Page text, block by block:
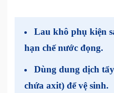
Lau khô phụ kiện
hạn chế nước đọng.
Dùng dung dịch
chứa axit) để vệ sinh.